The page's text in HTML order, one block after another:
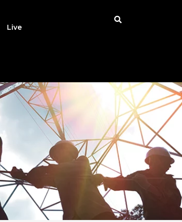
Live